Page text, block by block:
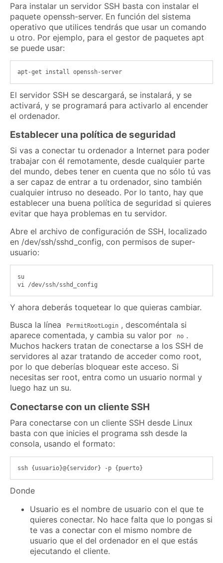
Para instalar un servidor SSH basta con instalar el
paquete openssh-server. En función del sistema
operativo que utilices tendrás que usar un comando
u otro. Por ejemplo, para el gestor de paquetes apt
se puede usar:
El servidor SSH se descargará, se instalará, y se
activará, y se programará para activarlo al encender
el ordenador.
Establecer una política de seguridad
Si vas a conectar tu ordenador a Internet para poder
trabajar con él remotamente, desde cualquier parte
del mundo, debes tener en cuenta que no sólo tú vas
a ser capaz de entrar a tu ordenador, sino también
cualquier intruso no deseado. Por lo tanto, hay que
establecer una buena política de seguridad si quieres
evitar que haya problemas en tu servidor.
Abre el archivo de configuración de SSH, localizado
en /dev/ssh/sshd_config, con permisos de super-
usuario:
su
Y ahora deberás toquetear lo que quieras cambiar.
Busca la línea
PermitRootLogin , descoméntala si
aparece comentada, y cambia su valor por
no .
Muchos hackers tratan de conectarse a los SSH de
servidores al azar tratando de acceder como root,
por lo que deberías bloquear este acceso. Si
necesitas ser root, entra como un usuario normal y
luego haz un su.
Conectarse con un cliente SSH
Para conectarse con un cliente SSH desde Linux
basta con que inicies el programa ssh desde la
consola, usando el formato:
Donde
Usuario es el nombre de usuario con el que te
quieres conectar. No hace falta que lo pongas si
te vas a conectar con el mismo nombre de
usuario que el del ordenador en el que estás
ejecutando el cliente.